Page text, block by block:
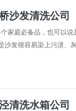
沙发清洗公司
家庭必备品，也可以
沙发很容易染上污渍、
清洗水箱公司